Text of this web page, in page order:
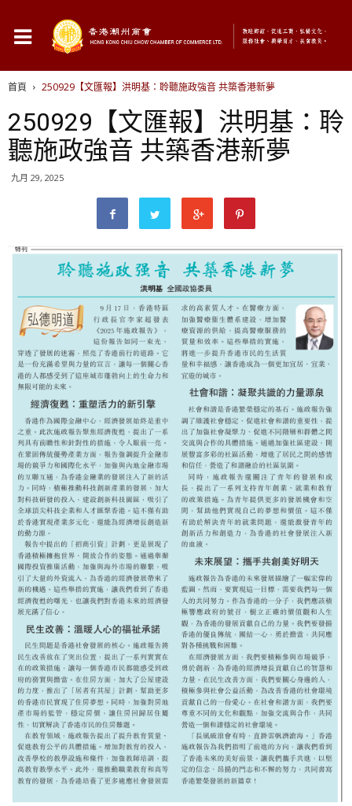
首頁 250929【文匯報】洪明基：聆聽施政強音 共築香港新夢
250929【文匯報】洪明基：聆
聽施政強音 共築香港新夢
九月 29, 2025